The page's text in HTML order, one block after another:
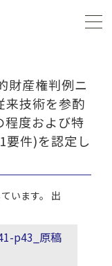
財産権判例ニ
来技術を参酌
程度および特
要件)を認定し
います。 出
p43_原稿